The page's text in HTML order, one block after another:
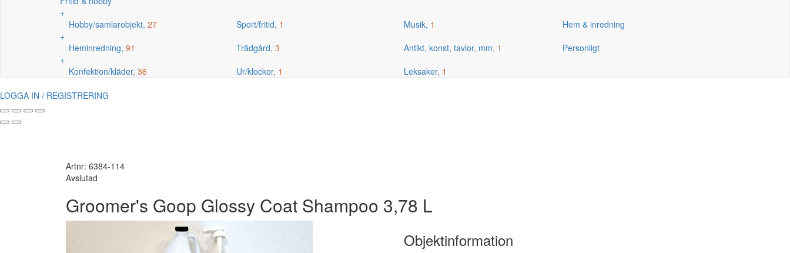
+
Hobby/samlarobjekt, 27 Sport/fritid, 1 Musik, 1
Hem & inredning
+
Heminredning, 91 Trädgård, 3 Antikt, konst, tavlor, mm, 1
Personligt
+
Konfektion/kläder, 36 Ur/klockor, 1 Leksaker, 1
LOGGA IN / REGISTRERING
Artnr: 6384-114
Avslutad
Groomer's Goop Glossy Coat Shampoo 3,78 L
Objektinformation